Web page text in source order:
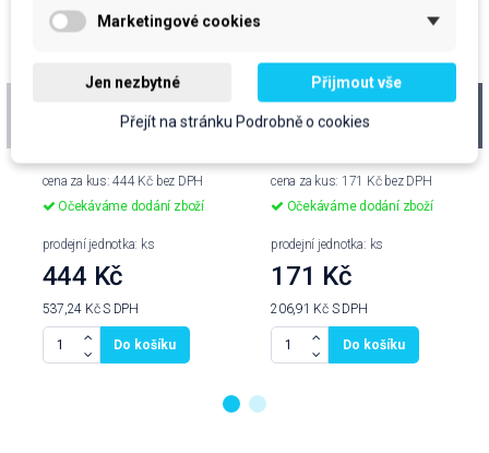
240mm (na 3
cena za kus: 444 Kč bez DPH
Očekáváme dodání zboží
prodejní jednotka: ks
444 Kč
537,24 KčS DPH
Do košíku
Vikan, lopatka ruční,
střední, žlutá
cena za kus: 171 Kč bez DPH
Očekáváme dodání zboží
prodejní jednotka: ks
171 Kč
206,91 Kč S DPH
Do košíku
Marketingové cookies
Jen nezbytné Přijmout vše
Přejít na stránku Podrobně o cookies